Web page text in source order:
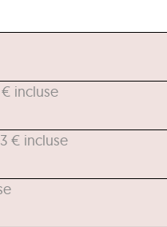
incluse
€ incluse